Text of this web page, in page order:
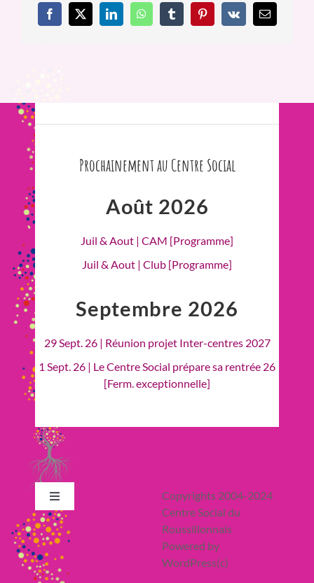
Facebook
X LinkedInWhatsAppTumblrPinterest
Vk Email
Prochainement au Centre Social
Août 2026
Juil & Aout | CAM [Programme]
Juil & Aout | Club [Programme]
Septembre 2026
29 Sept. 26 | Réunion projet Inter-centres 2027
1 Sept. 26 | Le Centre Social prépare sa rentrée 26
[Ferm. exceptionnelle]
Toggle
Navigation
Retour en Haut
Actualité
Copyrights 2004-2024
Centre Social du
Roussillonnais
Powered by
WordPress(c)